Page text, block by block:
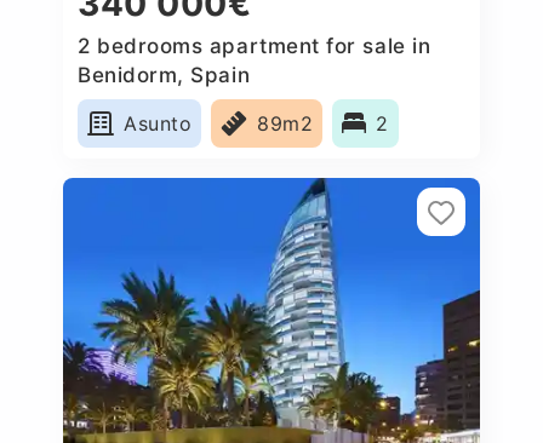
2 bedrooms apartment for sale in
Benidorm, Spain
Asunto
89m2 2